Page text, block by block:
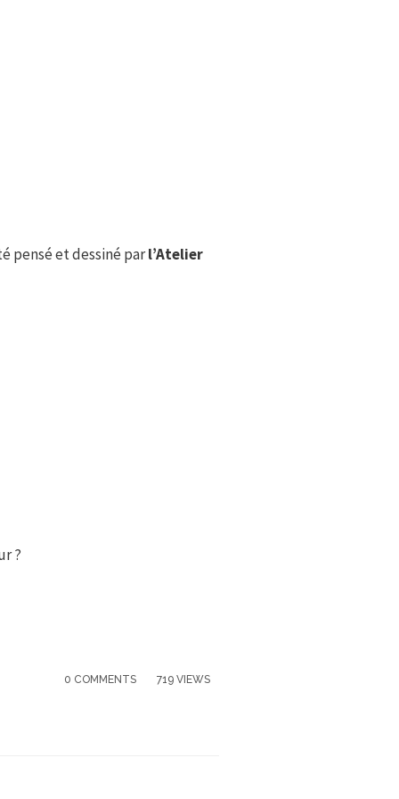
pensé et dessiné parl’Atelier
?
0 COMMENTS 719 VIEWS